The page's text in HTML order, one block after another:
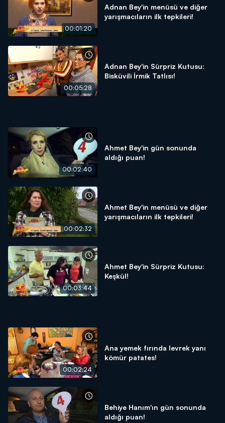
00:01:20
Adnan Bey'in menüsü ve diğer
yarışmacıların ilk tepkileri!
00:05:28
Adnan Bey'in Sürpriz Kutusu:
Bisküvili İrmik Tatlısı!
00:02:40
Ahmet Bey'in gün sonunda
aldığı puan!
00:02:32
Ahmet Bey'in menüsü ve diğer
yarışmacıların ilk tepkileri!
00:03:44
Ahmet Bey'in Sürpriz Kutusu:
Keşkül!
00:02:24
Ana yemek fırında levrek yanı
kömür patates!
Behiye Hanım'ın gün sonunda
aldığı puan!